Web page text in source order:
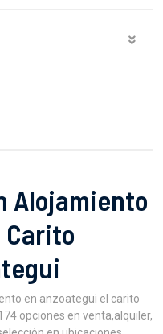
Alojamiento
Carito
en anzoategui el carito
opciones en venta,alquiler,